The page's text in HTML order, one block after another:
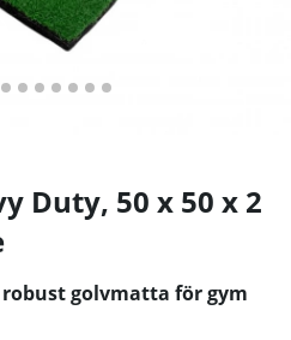
Duty, 50 x 50 x 2
robust golvmatta för gym